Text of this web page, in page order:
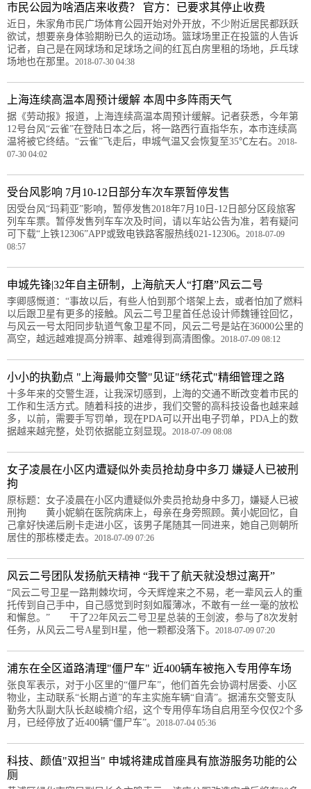
市民公园为啥酒店来收费？ 官方：已要求其停止收费
近日，朱家角市民广场体育公园开始对外开放，不少附近居民都跃跃
欲试，想要亲身体验期盼已久的运动场。篮球场里正在投篮的人告诉
记者，自己是在网球场和足球场之间的红瓦白房里租的场地，乒乓球
场地也在那里。 2018-07-30 04:38
上海连续高温本周预计缓解 本周中多阵雨天气
据《劳动报》报道，上海连续高温本周预计缓解。记者获悉，今年第
12号台风“云雀”在登陆日本之后，将一路西行直指华东，本市连续高
温将被它终结。“云雀”飞走后，申城气温又会恢复至35℃左右。 2018-
07-30 04:02
受台风影响 7月10-12日部分车次车票暂停发售
因受台风“玛莉亚”影响，暂停发售2018年7月10日-12日部分区段旅客
列车车票。暂停发售列车车次及时间，请以车站公告为准，若有疑问
可下载“上铁12306”APP或致电铁路客服热线021-12306。 2018-07-09
08:57
申城先锋|32年自主研制，上海航天人“打磨”风云二号
李卿感慨道：“事故以后，有些人怕到那个塔架上去，或者怕加了燃料
以后跟卫星有更多的接触。风云二号卫星首任总设计师魏锺铨回忆，
与风云一号太阳同步轨道气象卫星不同，风云二号是站在36000公里的
高空，越远越难提高分辨率、越难得到高清图像。 2018-07-09 08:12
小小的执勤点 "上海最帅交警"见证"绣花式"精细管理之路
十多年来的交警生涯，让我深切感到，上海的交通不断改变着市民的
工作和生活方式。随着科技的进步，我们交警的高科技设备也越来越
多，以前，需要手写罚单，现在PDA可以开出电子罚单，PDA上的数
据越来越完整，处罚依据能立刻显现。 2018-07-09 08:08
女子凌晨在小区内遭疑似外卖员抢劫身中多刀 嫌疑人已被刑
拘
原标题：女子凌晨在小区内遭疑似外卖员抢劫身中多刀，嫌疑人已被
刑拘 黄小妮躺在医院病床上，母亲在身旁照顾。黄小妮回忆，自
己拿好快递后刷卡走进小区，该男子尾随其一同进来，她自己则朝所
居住的那栋楼走去。 2018-07-09 07:26
风云二号团队发扬航天精神 “我干了航天就没想过离开”
“风云二号卫星一路荆棘坎坷，今天辉煌来之不易，老一辈风云人的重
托传到自己手中，自己感觉到时刻如履薄冰，不敢有一丝一毫的放松
和懈怠。” 干了22年风云二号卫星总装的王剑波，参与了8次发射
任务，从风云二号A星到H星，他一颗都没落下。 2018-07-09 07:20
浦东在全区道路清理"僵尸车" 近400辆车被拖入专用停车场
张良军表示，对于小区里的“僵尸车”，他们首先会协调村居委、小区
物业，主动联系“长期占道”的车主实施车辆“自清”。据浦东交警支队
勤务大队副大队长赵峻楠介绍，这个专用停车场自启用至今仅仅2个多
月，已经停放了近400辆“僵尸车”。 2018-07-04 05:36
科技、颜值"双担当" 申城将建成首座具有旅游服务功能的公
厕